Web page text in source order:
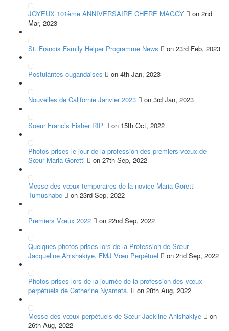
JOYEUX 101ème ANNIVERSAIRE CHERE MAGGY
on 2nd
Mar, 2023
St. Francis Family Helper Programme News on 23rd Feb, 2023
Postulantes ougandaises on 4th Jan, 2023
Nouvelles de Californie Janvier 2023 on 3rd Jan, 2023
Soeur Francis Fisher RIP on 15th Oct, 2022
Photos prises le jour de la profession des premiers vœux de
Sœur Maria Goretti
on 27th Sep, 2022
Messe des vœux temporaires de la novice Maria Goretti
Tumushabe
on 23rd Sep, 2022
Premiers Vœux 2022 on 22nd Sep, 2022
Quelques photos prises lors de la Profession de Sœur
Jacqueline Ahishakiye, FMJ Vœu Perpétuel
on 2nd Sep, 2022
Photos prises lors de la journée de la profession des vœux
perpétuels de Catherine Nyamata.
on 28th Aug, 2022
Messe des vœux perpétuels de Sœur Jackline Ahishakiye
on
26th Aug, 2022